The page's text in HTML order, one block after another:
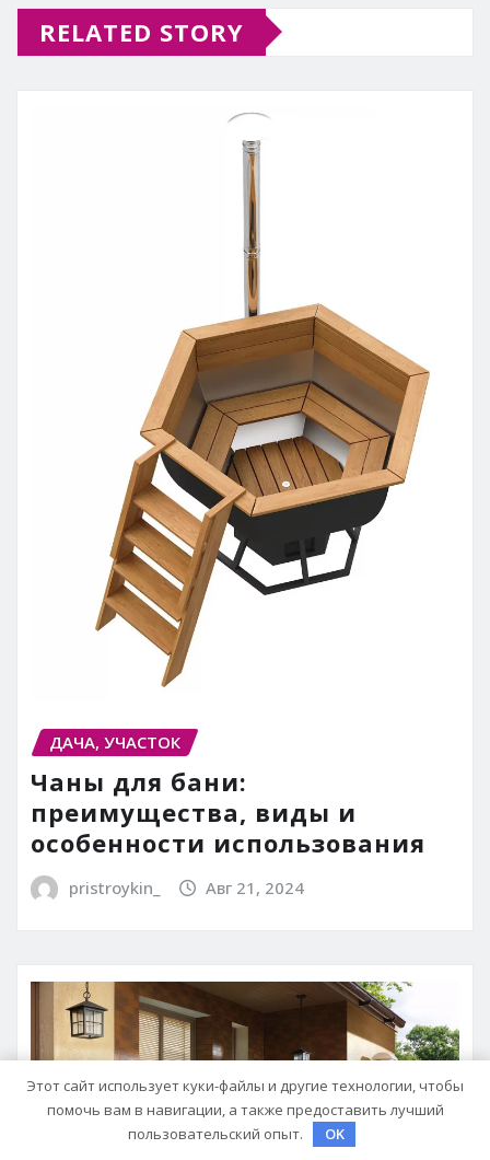
RELATED STORY
ДАЧА, УЧАСТОК
Чаны для бани:
преимущества, виды и
особенности использования
pristroykin_ Авг 21, 2024
Этот сайт использует куки-файлы и другие технологии, чтобы
помочь вам в навигации, а также предоставить лучший
пользовательский опыт.
OK